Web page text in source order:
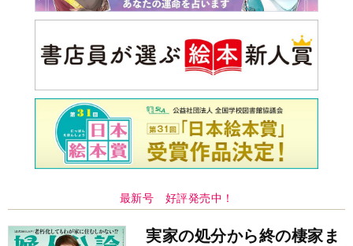
最新号 好評発売中！
実家の処分から終の棲家ま